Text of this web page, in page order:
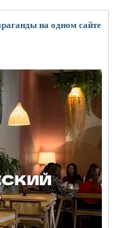
на одном сайте